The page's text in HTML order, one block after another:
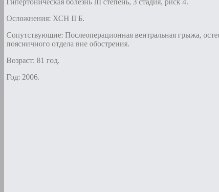
Гипертоническая болезнь III степень, 3 стадия, риск 4.
Осложнения: ХСН II Б.
Сопутствующие: Послеоперационная вентральная грыжа,
поясничного отдела вне обострения.
Возраст: 81 год.
Год: 2006.